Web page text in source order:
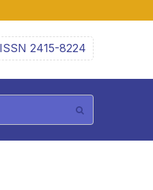
2415-8224